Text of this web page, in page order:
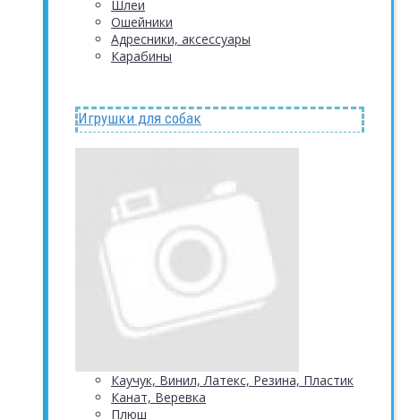
Шлеи
Ошейники
Адресники, аксессуары
Карабины
Игрушки для собак
Каучук, Винил, Латекс, Резина, Пластик
Канат, Веревка
Плюш